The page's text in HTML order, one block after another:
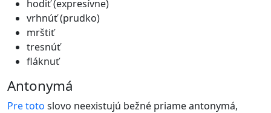
hodiť (expresívne)
vrhnúť (prudko)
mrštiť
tresnúť
fláknuť
Antonymá
Pretoto slovo neexistujú bežné priame antonymá,